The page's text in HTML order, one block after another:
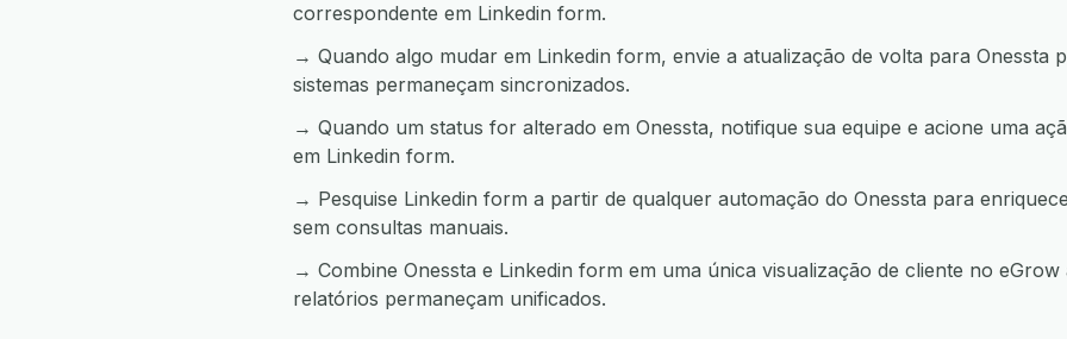
correspondente em Linkedin form.
→ Quando algo mudar em Linkedin form, envie a atualização de volta para Onessta
sistemas permaneçam sincronizados.
→ Quando um status for alterado em Onessta, notifique sua equipe e acione uma
em Linkedin form.
→ Pesquise Linkedin form a partir de qualquer automação do Onessta para
sem consultas manuais.
→ Combine Onessta e Linkedin form em uma única visualização de cliente no
relatórios permaneçam unificados.